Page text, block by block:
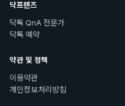
닥프렌즈
닥톡 QnA 전문가
닥톡 예약
약관 및 정책
이용약관
개인정보처리방침